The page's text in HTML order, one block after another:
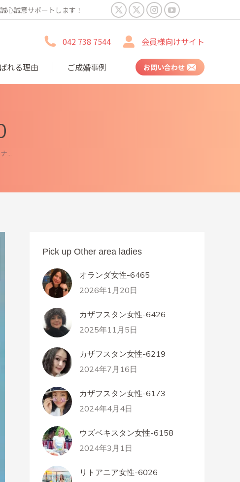
心誠意サポートします！
X
opens
in
X
opens
in
Instagram
opens
in
YouTube
in
042 738 7544 会員様向けサイト
れる理由 ご成婚事例 お問い合わせ
…
Pick up Other area ladies
オランダ女性-6465
2026年1月20日
カザフスタン女性-6426
2025年11月5日
カザフスタン女性-6219
2024年7月16日
カザフスタン女性-6173
2024年4月4日
ウズベキスタン女性-6158
2024年3月1日
リトアニア女性-6026